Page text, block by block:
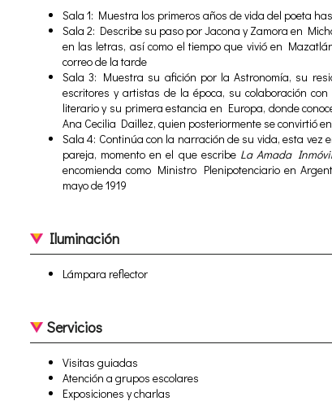
Sala 1: Muestra los primeros años de vida del poeta
Sala 2: Describe su paso por Jacona y Zamora en
en las letras, así como el tiempo que vivió en
correo de la tarde
Sala 3: Muestra su afición por la Astronomía, su
escritores y artistas de la época, su colaboración
literario y su primera estancia en Europa, donde
Ana Cecilia Daillez, quien posteriormente se convirtió
Sala 4: Continúa con la narración de su vida, esta vez
pareja, momento en el que escribe La Amada
encomienda como Ministro Plenipotenciario en
mayo de 1919
Iluminación
Lámpara reflector
Servicios
Visitas guiadas
Atención a grupos escolares
Exposiciones y charlas